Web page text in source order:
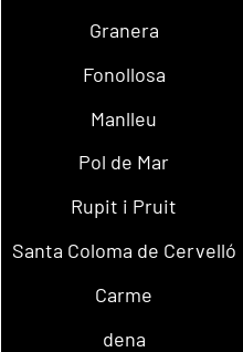
Granera
Fonollosa
Manlleu
Pol de Mar
Rupit i Pruit
Santa Coloma de Cervelló
Carme
dena